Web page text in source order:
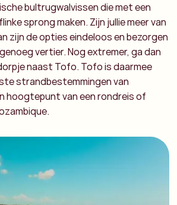
bultrugwalvissen die met een
sprong maken. Zijn jullie meer van
zijn de opties eindeloos en bezorgen
vertier. Nog extremer, ga dan
naast Tofo. Tofo is daarmee
strandbestemmingen van
hoogtepunt van een rondreis of